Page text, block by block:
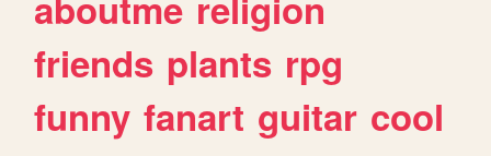
friends plants rpg
funny fanart guitar cool